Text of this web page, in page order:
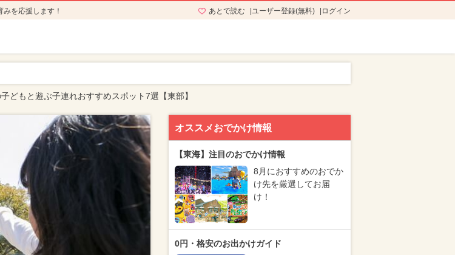
を応援します！ あとで読む ユーザー登録(無料) ログイン
子どもと遊ぶ子連れおすすめスポット7選【東部】
オススメおでかけ情報
【東海】注目のおでかけ情報
8月におすすめのおでか
け先を厳選してお届
け！
0円・格安のお出かけガイド